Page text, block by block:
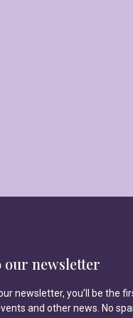
our newsletter
newsletter, you’ll be the
and other news. No